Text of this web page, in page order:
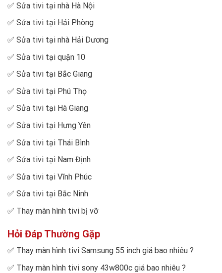
✅ Sửa tivi tại nhà Hà Nội
✅ Sửa tivi tại Hải Phòng
✅ Sửa tivi tại nhà Hải Dương
✅ Sửa tivi tại quận 10
✅ Sửa tivi tại Bắc Giang
✅ Sửa tivi tại Phú Thọ
✅ Sửa tivi tại Hà Giang
✅ Sửa tivi tại Hưng Yên
✅ Sửa tivi tại Thái Bình
✅ Sửa tivi tại Nam Định
✅ Sửa tivi tại Vĩnh Phúc
✅ Sửa tivi tại Bắc Ninh
✅ Thay màn hình tivi bị vỡ
Hỏi Đáp Thường Gặp
✅ Thay màn hình tivi Samsung 55 inch giá bao nhiêu ?
✅ Thay màn hình tivi sony 43w800c giá bao nhiêu ?